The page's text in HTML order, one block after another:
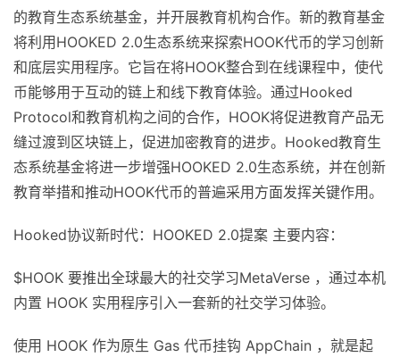
的教育生态系统基金，并开展教育机构合作。新的教育基金
将利用HOOKED 2.0生态系统来探索HOOK代币的学习创新
和底层实用程序。它旨在将HOOK整合到在线课程中，使代
币能够用于互动的链上和线下教育体验。通过Hooked
Protocol和教育机构之间的合作，HOOK将促进教育产品无
缝过渡到区块链上，促进加密教育的进步。Hooked教育生
态系统基金将进一步增强HOOKED 2.0生态系统，并在创新
教育举措和推动HOOK代币的普遍采用方面发挥关键作用。
Hooked协议新时代：HOOKED 2.0提案 主要内容：
$HOOK 要推出全球最大的社交学习MetaVerse ，通过本机
内置 HOOK 实用程序引入一套新的社交学习体验。
使用 HOOK 作为原生 Gas 代币挂钩 AppChain ，就是起